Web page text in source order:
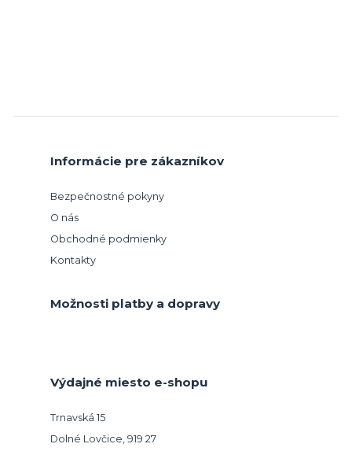
Informácie pre zákazníkov
Bezpečnostné pokyny
O nás
Obchodné podmienky
Kontakty
Možnosti platby a dopravy
Výdajné miesto e-shopu
Trnavská 15
Dolné Lovčice, 919 27